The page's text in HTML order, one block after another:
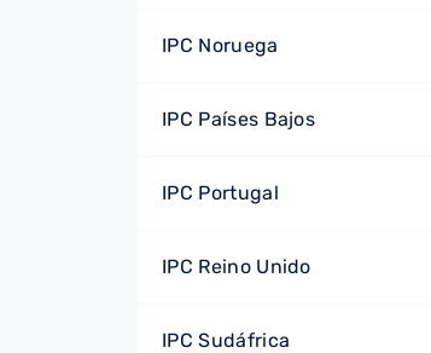
IPC Noruega
IPC Países Bajos
IPC Portugal
IPC Reino Unido
IPC Sudáfrica